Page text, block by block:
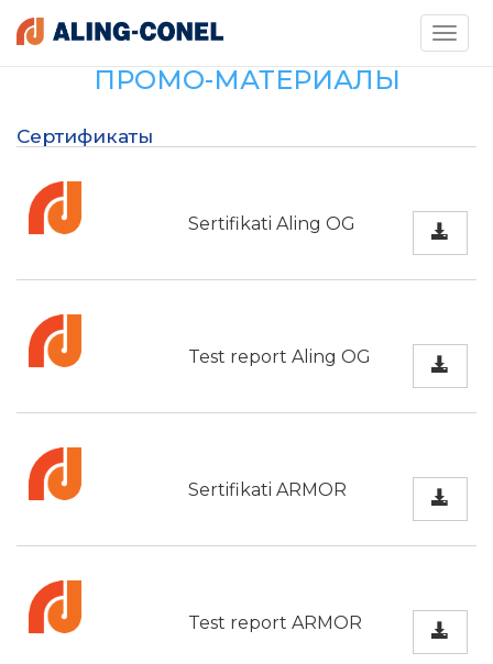
Toggle
ПРОМО-МАТЕРИАЛЫ
Сертификаты
Sertifikati Aling OG
Test report Aling OG
Sertifikati ARMOR
Test report ARMOR